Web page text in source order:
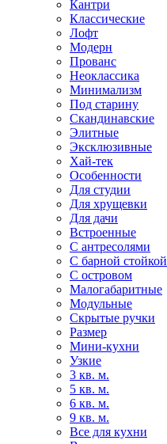
Кантри
Классические
Лофт
Модерн
Прованс
Неоклассика
Минимализм
Под старину
Скандинавские
Элитные
Эксклюзивные
Хай-тек
Особенности
Для студии
Для хрущевки
Для дачи
Встроенные
С антресолями
С барной стойкой
С островом
Малогабаритные
Модульные
Скрытые ручки
Размер
Мини-кухни
Узкие
3 кв. м.
5 кв. м.
6 кв. м.
9 кв. м.
Все для кухни